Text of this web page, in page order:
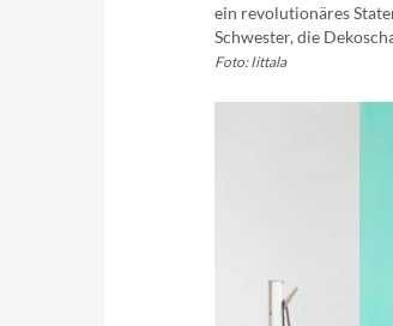
ein revolutionäres
Schwester, die
Foto: Iittala